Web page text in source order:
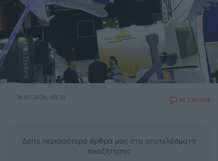
16.05.2026, 08:31 18 ΣΧΟΛΙΑ
Δείτε περισσότερα άρθρα μας στα αποτελέσματα
αναζήτησης